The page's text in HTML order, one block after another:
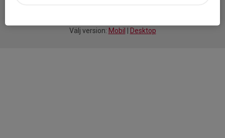
Välj version: Mobil Desktop